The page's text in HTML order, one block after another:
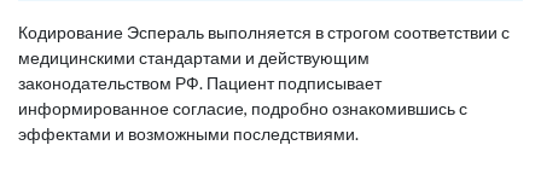
Кодирование Эспераль выполняется в строгом соответствии с
медицинскими стандартами и действующим
законодательством РФ. Пациент подписывает
информированное согласие, подробно ознакомившись с
эффектами и возможными последствиями.